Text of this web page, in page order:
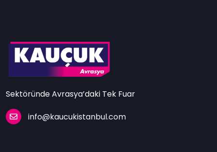
Sektöründe Avrasya’daki Tek Fuar
info@kaucukistanbul.com